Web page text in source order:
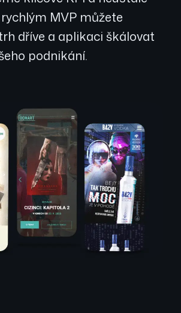
MVP můžete
dříve a aplikaci škálovat
podnikání.